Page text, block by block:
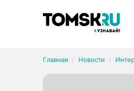
Главная Новости
Рубрики